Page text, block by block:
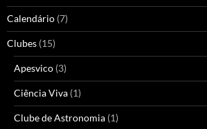
Calendário (7)
Clubes (15)
Apesvico (3)
Ciência Viva (1)
Clube de Astronomia (1)